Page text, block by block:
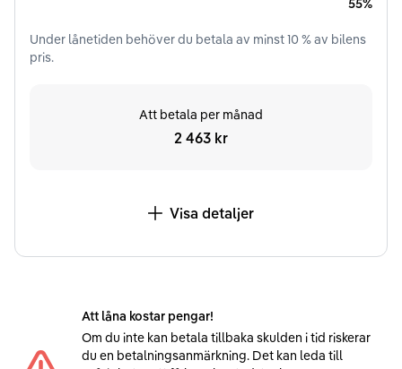
55%
Under lånetiden behöver du betala av minst10% av bilens
pris.
Att betala per månad
2 463 kr
Visa detaljer
Att låna kostar pengar!
Om du inte kan betala tillbaka skulden i tid riskerar
du en betalningsanmärkning. Det kan leda till